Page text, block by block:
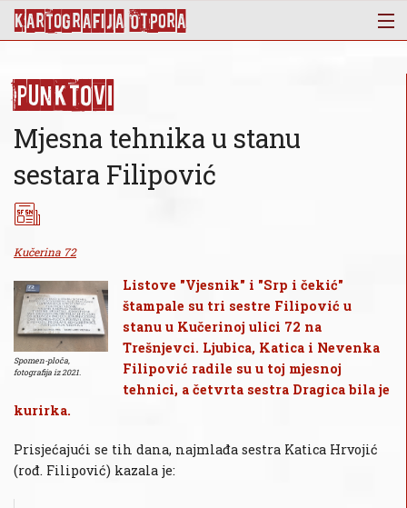
KArtoGrAFIJA OTPorA
Punktovi
Slojevi
Novosti
Publikacije
O nama
Punktovi
Mjesna tehnika u stanu
sestara Filipović
Kučerina 72
Spomen-ploča,
fotografija iz 2021.
Listove "Vjesnik" i "Srp i čekić"
štampale su tri sestre Filipović u
stanu u Kučerinoj ulici 72 na
Trešnjevci. Ljubica, Katica i Nevenka
Filipović radile su u toj mjesnoj
tehnici, a četvrta sestra Dragica bila je
kurirka.
Prisjećajući se tih dana, najmlađa sestra Katica Hrvojić
(rođ. Filipović) kazala je: